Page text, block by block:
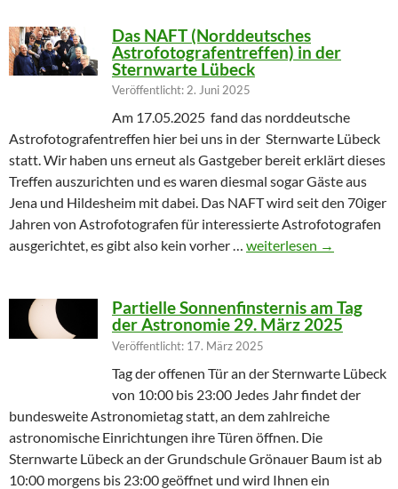
Das NAFT (Norddeutsches
Astrofotografentreffen) in der
Sternwarte Lübeck
Veröffentlicht: 2. Juni 2025
Am 17.05.2025 fand das norddeutsche
Astrofotografentreffen hier bei uns in der Sternwarte Lübeck
statt. Wir haben uns erneut als Gastgeber bereit erklärt dieses
Treffen auszurichten und es waren diesmal sogar Gäste aus
Jena und Hildesheim mit dabei. Das NAFT wird seit den 70iger
Jahren von Astrofotografen für interessierte Astrofotografen
ausgerichtet, es gibt also kein vorher … Das NAFT
weiterlesen →
Partielle Sonnenfinsternis am Tag
der Astronomie 29. März 2025
Veröffentlicht: 17. März 2025
Tag der offenen Tür an der Sternwarte Lübeck
von 10:00 bis 23:00 Jedes Jahr findet der
bundesweite Astronomietag statt, an dem zahlreiche
astronomische Einrichtungen ihre Türen öffnen. Die
Sternwarte Lübeck an der Grundschule Grönauer Baum ist ab
10:00 morgens bis 23:00 geöffnet und wird Ihnen ein